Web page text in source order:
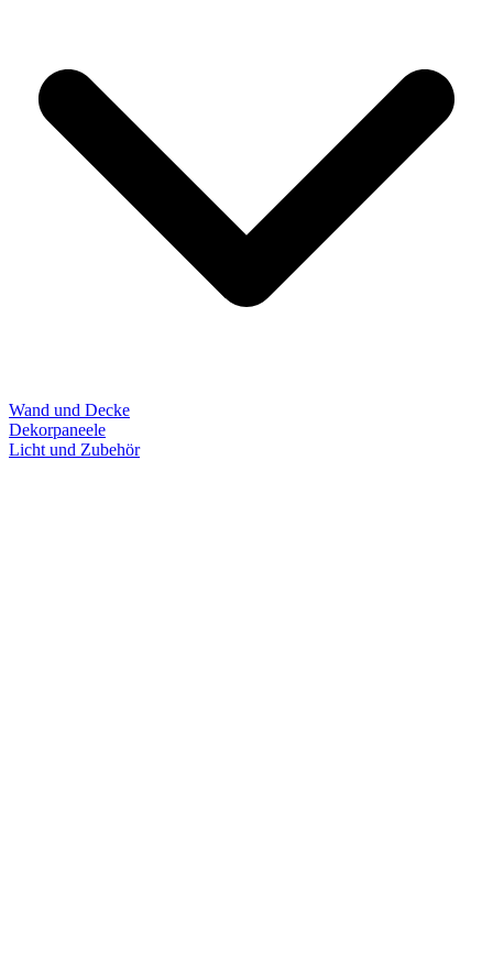
Wand und Decke
Dekorpaneele
Licht und Zubehör